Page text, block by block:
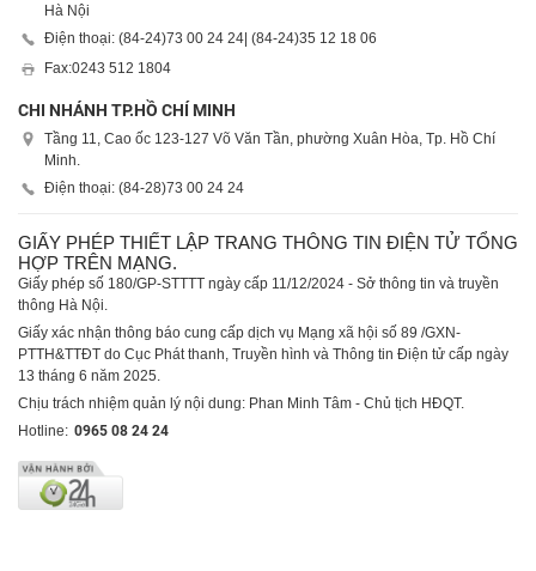
Hà Nội
Điện thoại: (84-24)73 00 24 24 | (84-24)35 12 18 06
Fax:0243 512 1804
CHI NHÁNH TP.HỒ CHÍ MINH
Tầng 11, Cao ốc 123-127 Võ Văn Tần, phường Xuân Hòa, Tp. Hồ Chí
Minh.
Điện thoại: (84-28)73 00 24 24
GIẤY PHÉP THIẾT LẬP TRANG THÔNG TIN ĐIỆN TỬ TỔNG
HỢP TRÊN MẠNG.
Giấy phép số 180/GP-STTTT ngày cấp 11/12/2024 - Sở thông tin và truyền
thông Hà Nội.
Giấy xác nhận thông báo cung cấp dịch vụ Mạng xã hội số 89 /GXN-
PTTH&TTĐT do Cục Phát thanh, Truyền hình và Thông tin Điện tử cấp ngày
13 tháng 6 năm 2025.
Chịu trách nhiệm quản lý nội dung: Phan Minh Tâm - Chủ tịch HĐQT.
Hotline: 0965 08 24 24